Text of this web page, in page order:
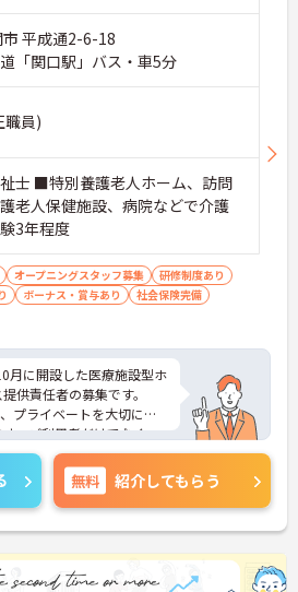
で着実に成長！＞
の習熟度に合わせた個別
ｅラーニングを用いた学習
間常駐しており、急変時
タッフの比率が1対1で相談
務者研修からでも着実に
率が90パーセント以上と
理な長時間勤務が発生し
て施設内でのケアを行う
5時間から7時間程度とか
す
してお休みとなるシフト
かりと休息を取りながら
プ＞
などの資格や実務経験、
与に反映されるためモチベ
市 平成通2-6-18
「関口駅」バス・車5分
職員)
士 ■特別養護老人ホーム、訪問
老人保健施設、病院などで介護
3年程度
オープニングスタッフ募集
研修制度あり
ボーナス・賞与あり
社会保険完備
月に開設した医療施設型ホ
供責任者の募集です。
プライベートを大切にし
。ご利用者だけでなく、
ニケーションをとれる方
対策ポイントなど、さら
のでお気軽にご相談くだ
無料 紹介してもらう